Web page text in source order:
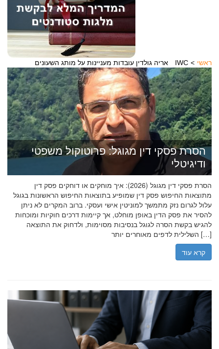
ראשי אריה גולדין עובדות מעניינות על מותג השעונים IWC
הסרת פסקי דין מגוגל: פרוטוקול משפטי
ודיגיטלי
הסרת פסקי דין מגוגל (2026): איך מוחקים או דוחקים פסק דין
מתוצאות החיפוש פסק דין שמופיע בתוצאות החיפוש הראשונות בגוגל
עלול לגרום נזק מתמשך למוניטין אישי ועסקי. ברוב המקרים לא ניתן
להסיר את פסק הדין באופן מוחלט, אך קיימות דרכים חוקיות ומוכחות
להגיש בקשת הסרה לגוגל בנסיבות מסוימות, ולדחוק את התוצאה
השלילית לדפים מאוחרים יותר […]
קרא עוד